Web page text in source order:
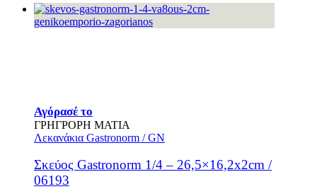
Αγόρασέ το
ΓΡΗΓΡΟΡΗ ΜΑΤΙΑ
Λεκανάκια Gastronorm / GN
Σκεύος Gastronorm 1/4 – 26,5×16,2x2cm /
06193